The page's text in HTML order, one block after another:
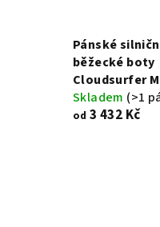
Pánské
běžecké boty
Cloudsurfer
Skladem (>1
od 3 432 Kč